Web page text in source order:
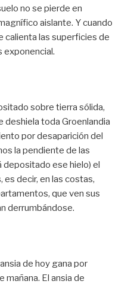
no se pierde en
aislante. Y cuando
calienta las superficies de
exponencial.
sobre tierra sólida,
deshiela toda Groenlandia
por desaparición del
la pendiente de las
ese hielo) el
es decir, en las costas,
que ven sus
derrumbándose.
de hoy gana por
mañana. El ansia de